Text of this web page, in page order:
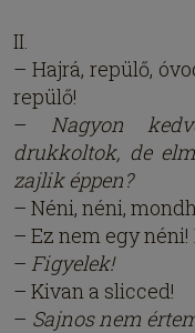
II.
– Hajrá, repülő,
repülő!
– Nagyon
drukkoltok, de
zajlik éppen?
– Néni, néni,
– Ez nem egy
– Figyelek!
– Kivan a slicced!
– Sajnos nem